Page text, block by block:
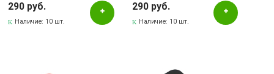
Сереберистый
290 руб.
Наличие: 10 шт.
290 руб.
Наличие: 10 шт.